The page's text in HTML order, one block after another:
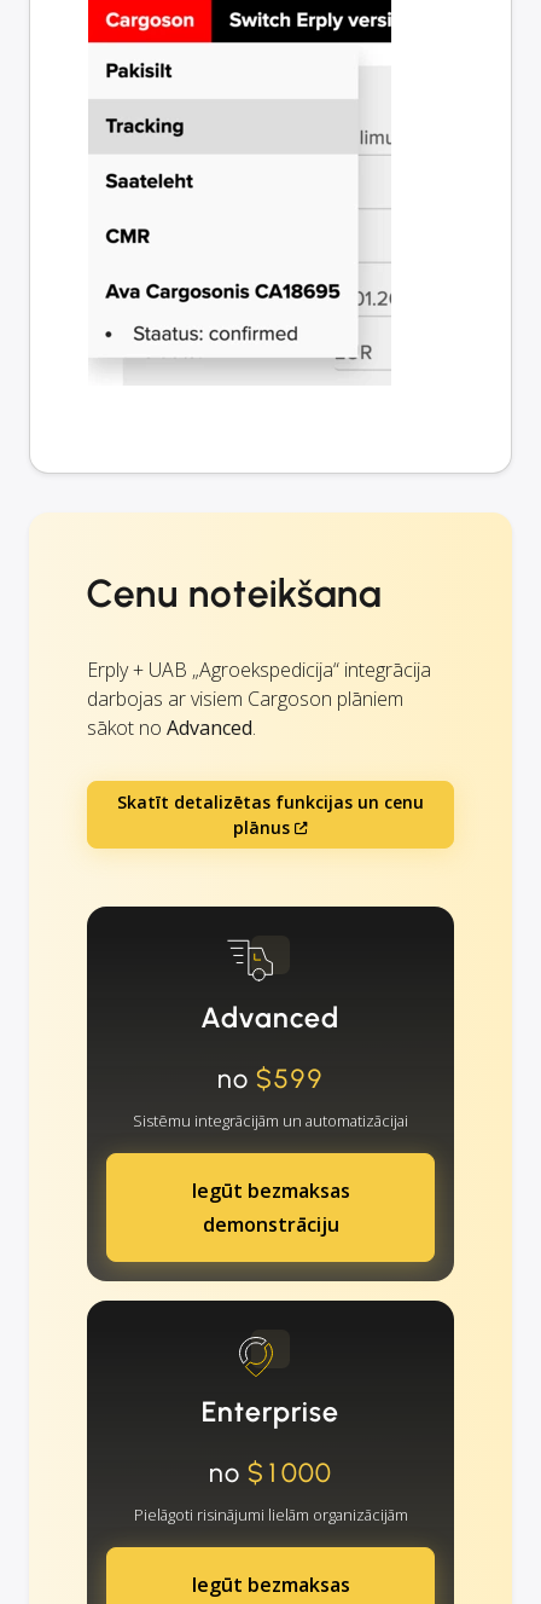
Cenu noteikšana
Erply + UAB „Agroekspedicija“ integrācija
darbojas ar visiem Cargoson plāniem
sākot no Advanced.
Skatīt detalizētas funkcijas un cenu
plānus
Advanced
no$599
Sistēmu integrācijām un automatizācijai
Iegūt bezmaksas
demonstrāciju
Enterprise
no$1000
Pielāgoti risinājumi lielām organizācijām
Iegūt bezmaksas